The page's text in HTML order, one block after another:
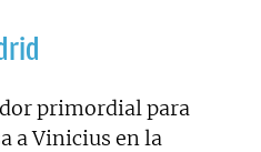
primordial para
a Vinicius en la